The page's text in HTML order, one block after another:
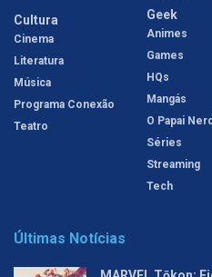
Cultura
Cinema
Literatura
Música
Programa Conexão
Teatro
Geek
Animes
Games
HQs
Mangás
O Papai Nerd
Séries
Streaming
Tech
Últimas Notícias